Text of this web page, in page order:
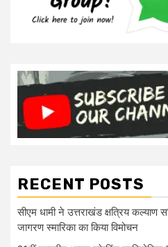
RECENT POSTS
सीएम धामी ने उत्तराखंड क्षत्रिय कल्याण
जागरण स्मारिका का किया विमोचन